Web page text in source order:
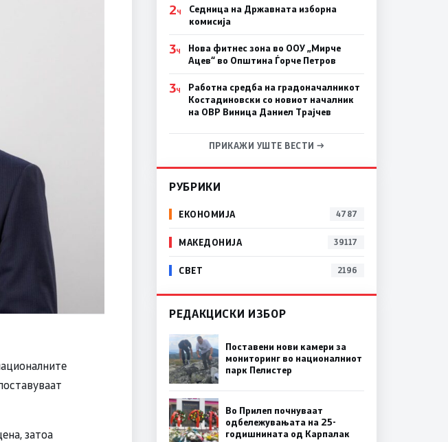
затоа
2Ч
Седница на Државната изборна
комисија
3Ч
Нова фитнес зона во ООУ „Мирче
Ацев“ во Општина Ѓорче Петров
3Ч
Работна средба на градоначалникот
Костадиновски со новиот началник
на ОВР Виница Даниел Трајчев
ПРИКАЖИ УШТЕ ВЕСТИ →
РУБРИКИ
ЕКОНОМИЈА 4787
МАКЕДОНИЈА 39117
СВЕТ 2196
РЕДАКЦИСКИ ИЗБОР
Поставени нови камери за
мониторинг во националниот
парк Пелистер
Во Прилеп почнуваат
одбележувањата на 25-
годишнината од Карпалак